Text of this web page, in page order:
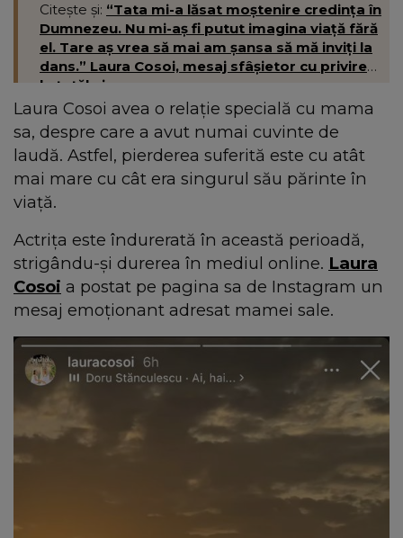
Citește și: “Tata mi-a lăsat moștenire credința în
Dumnezeu. Nu mi-aș fi putut imagina viață fără
el. Tare aș vrea să mai am șansa să mă inviți la
dans.” Laura Cosoi, mesaj sfâșietor cu privire
la tatăl ei
Laura Cosoi avea o relație specială cu mama
sa, despre care a avut numai cuvinte de
laudă. Astfel, pierderea suferită este cu atât
mai mare cu cât era singurul său părinte în
viață.
Actrița este îndurerată în această perioadă,
strigându-și durerea în mediul online. Laura
Cosoi a postat pe pagina sa de Instagram un
mesaj emoționant adresat mamei sale.